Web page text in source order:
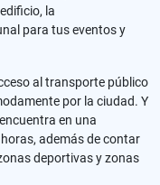
la
para tus eventos y
al transporte público
por la ciudad. Y
en una
además de contar
deportivas y zonas